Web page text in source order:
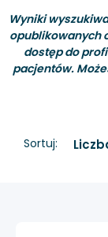
Wyniki
opublikowanych
dostęp do
pacjentów.
Sortuj: